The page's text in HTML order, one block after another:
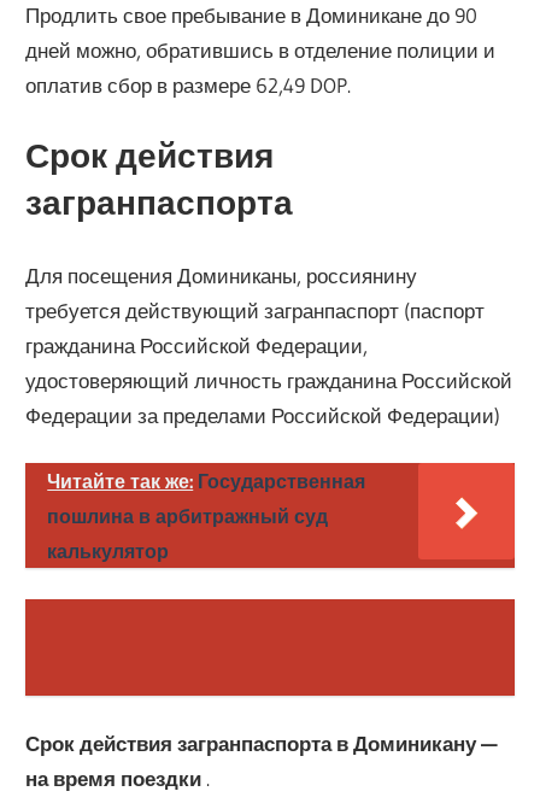
Продлить свое пребывание в Доминикане до 90
дней можно, обратившись в отделение полиции и
оплатив сбор в размере 62,49 DOP.
Срок действия
загранпаспорта
Для посещения Доминиканы, россиянину
требуется действующий загранпаспорт (паспорт
гражданина Российской Федерации,
удостоверяющий личность гражданина Российской
Федерации за пределами Российской Федерации)
Читайте так же: Государственная
пошлина в арбитражный суд
калькулятор
Срок действия загранпаспорта в Доминикану —
на время поездки .